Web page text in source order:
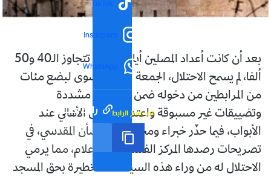
TikTok
Instagram
WhatsApp
رابط مختصر تم نسخ الرابط
بعد أن كانت أعداد المصلين أيام الجمعة تتجاوز الـ40 و50
ألفا، لم يسمح الاحتلال، الجمعة الفائتة، سوى لبضع مئات
من المرابطين من دخوله ضمن إجراءات مشددة
وتضييقات غير مسبوقة واعتداءات على الأهالي عند
الأبواب، فيما حذّر خبراء ومختصون بالشأن المقدسي، في
تصريحات رصدها المركز الفلسطيني للإعلام، مما يرمي
الاحتلال له من وراء هذه السياسات الخطيرة بحق المسجد